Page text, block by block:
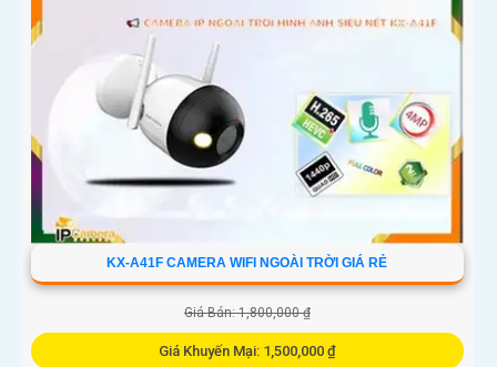
KX-A41F CAMERA WIFI NGOÀI TRỜI GIÁ RẺ
Giá Bán: 1,800,000 ₫
Giá Khuyến Mại: 1,500,000 ₫